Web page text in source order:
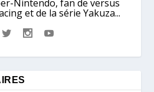
Nintendo, fan de versus
et de la série Yakuza...